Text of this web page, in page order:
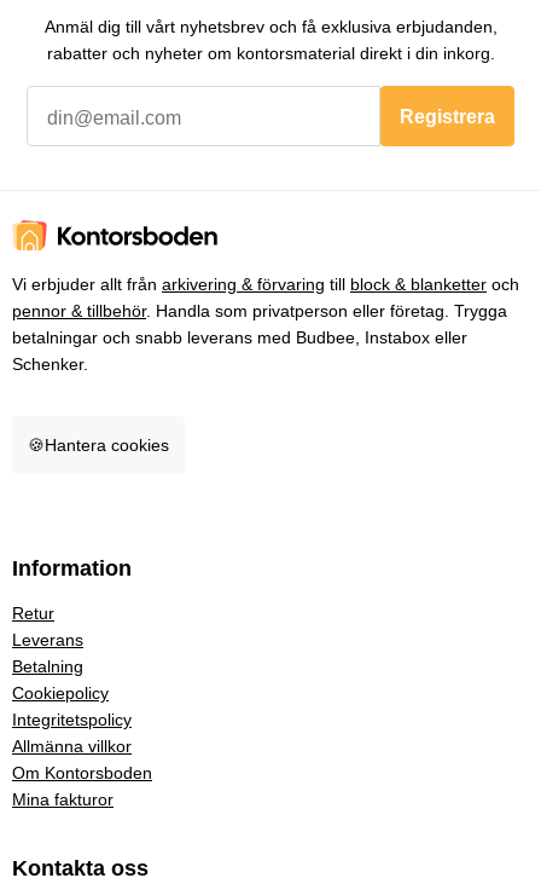
Anmäl dig till vårt nyhetsbrev och få exklusiva erbjudanden,
rabatter och nyheter om kontorsmaterial direkt i din inkorg.
Registrera
Vi erbjuder allt från arkivering & förvaring till block & blanketter och
pennor & tillbehör. Handla som privatperson eller företag. Trygga
betalningar och snabb leverans med Budbee, Instabox eller
Schenker.
🍪Hantera cookies
Information
Retur
Leverans
Betalning
Cookiepolicy
Integritetspolicy
Allmänna villkor
Om Kontorsboden
Mina fakturor
Kontakta oss